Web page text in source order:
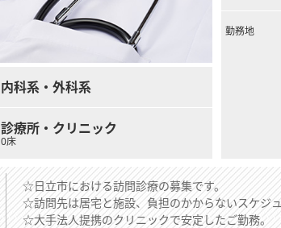
内科系・外科系
診療所・クリニック
0床
勤務地
☆日立市における訪問診療の募集です。
☆訪問先は居宅と施設、負担のかからないスケジ
☆大手法人提携のクリニックで安定したご勤務。